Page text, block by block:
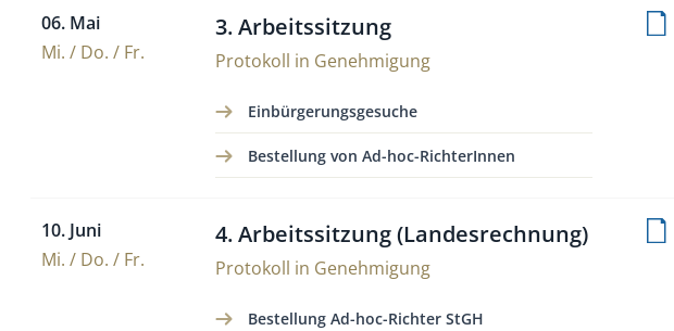
06. Mai
Mi. / Do. / Fr.
3. Arbeitssitzung
Protokoll in Genehmigung
Einbürgerungsgesuche
Bestellung von Ad-hoc-RichterInnen
10. Juni
Mi. / Do. / Fr.
4. Arbeitssitzung (Landesrechnung)
Protokoll in Genehmigung
Bestellung Ad-hoc-Richter StGH